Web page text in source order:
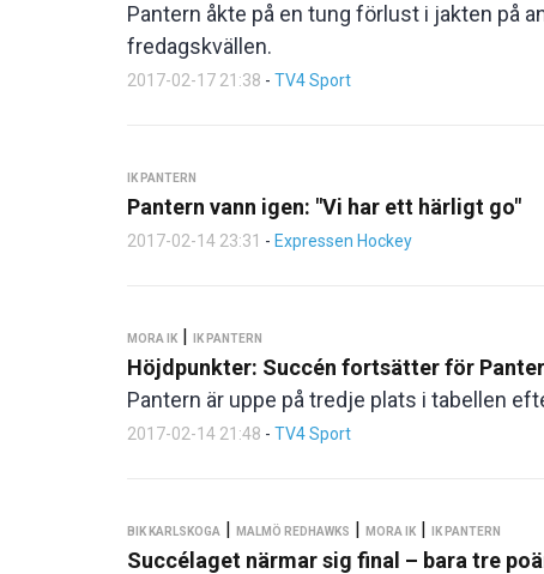
Pantern åkte på en tung förlust i jakten på
fredagskvällen.
2017-02-17 21:38 - TV4 Sport
IK PANTERN
Pantern vann igen: "Vi har ett härligt go"
2017-02-14 23:31 - Expressen Hockey
MORA IK | IK PANTERN
Höjdpunkter: Succén fortsätter för
Pantern är uppe på tredje plats i tabellen
2017-02-14 21:48 - TV4 Sport
BIK KARLSKOGA | MALMÖ REDHAWKS | MORA IK | IK PANTERN
Succélaget närmar sig final – bara tre